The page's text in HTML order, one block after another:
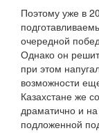
Поэтому уже в
очередной
Однако он
при этом
возможности
Казахстане же
драматично и
подложенной